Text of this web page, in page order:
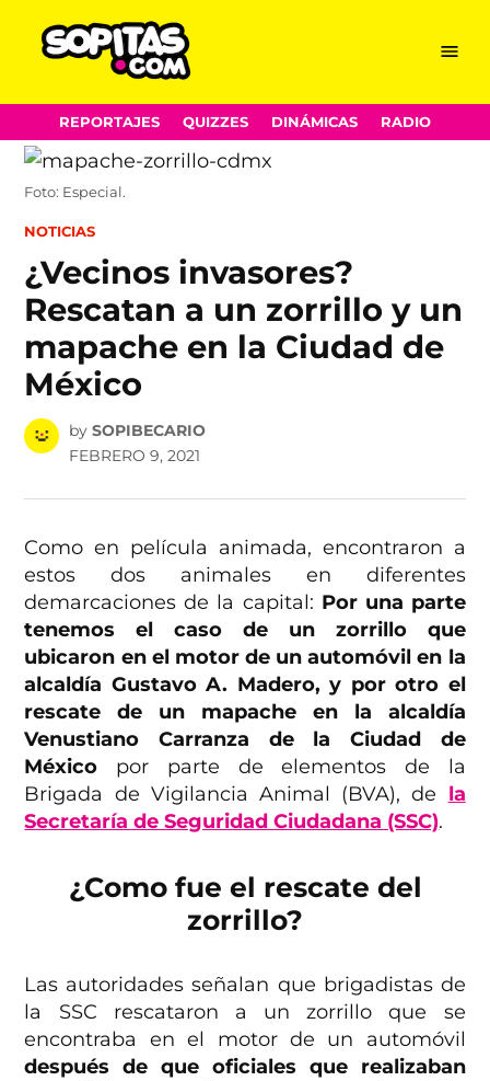
Skip
to
content
Menu
REPORTAJES QUIZZES DINÁMICAS RADIO
Foto: Especial.
POSTED
NOTICIAS
¿Vecinos invasores?
Rescatan a un zorrillo y un
mapache en la Ciudad de
México
by SOPIBECARIO
FEBRERO 9, 2021
Como en película animada, encontraron a
estos dos animales en diferentes
demarcaciones de la capital: Por una parte
tenemos el caso de un zorrillo que
ubicaron en el motor de un automóvil en la
alcaldía Gustavo A. Madero, y por otro el
rescate de un mapache en la alcaldía
Venustiano Carranza de la Ciudad de
México por parte de elementos de la
Brigada de Vigilancia Animal (BVA), de la
Secretaría de Seguridad Ciudadana (SSC).
¿Como fue el rescate del
zorrillo?
Las autoridades señalan que brigadistas de
la SSC rescataron a un zorrillo que se
encontraba en el motor de un automóvil
después de que oficiales que realizaban